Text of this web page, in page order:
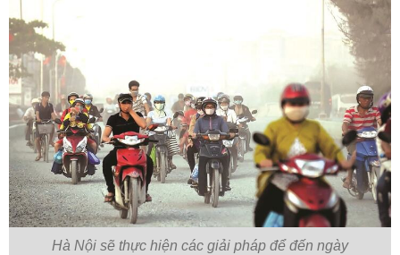
Hà Nội sẽ thực hiện các giải pháp để đến ngày